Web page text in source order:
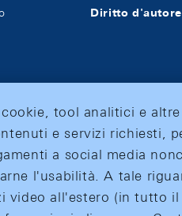
Diritto d'autore
tool analitici e
e servizi richiesti,
a social media
l'usabilità. A tale
video all'estero (in tutto